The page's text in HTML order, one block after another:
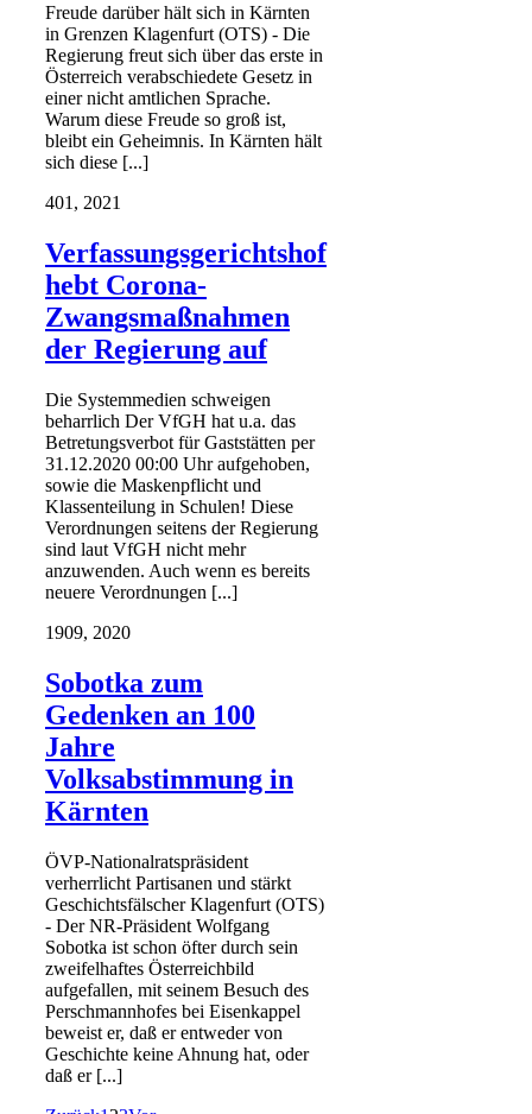
Freude darüber hält sich in Kärnten
in Grenzen Klagenfurt (OTS) - Die
Regierung freut sich über das erste in
Österreich verabschiedete Gesetz in
einer nicht amtlichen Sprache.
Warum diese Freude so groß ist,
bleibt ein Geheimnis. In Kärnten hält
sich diese [...]
401, 2021
Verfassungsgerichtshof
hebt Corona-
Zwangsmaßnahmen
der Regierung auf
Die Systemmedien schweigen
beharrlich Der VfGH hat u.a. das
Betretungsverbot für Gaststätten per
31.12.2020 00:00 Uhr aufgehoben,
sowie die Maskenpflicht und
Klassenteilung in Schulen! Diese
Verordnungen seitens der Regierung
sind laut VfGH nicht mehr
anzuwenden. Auch wenn es bereits
neuere Verordnungen [...]
1909, 2020
Sobotka zum
Gedenken an 100
Jahre
Volksabstimmung in
Kärnten
ÖVP-Nationalratspräsident
verherrlicht Partisanen und stärkt
Geschichtsfälscher Klagenfurt (OTS)
- Der NR-Präsident Wolfgang
Sobotka ist schon öfter durch sein
zweifelhaftes Österreichbild
aufgefallen, mit seinem Besuch des
Perschmannhofes bei Eisenkappel
beweist er, daß er entweder von
Geschichte keine Ahnung hat, oder
daß er [...]